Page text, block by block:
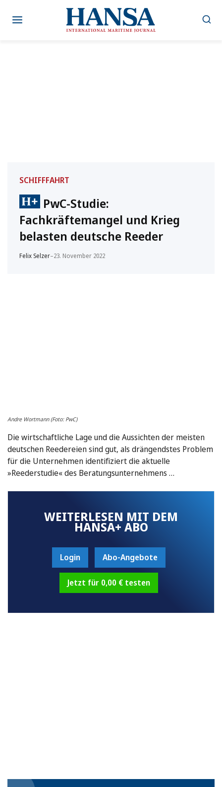
Inhalt
SCHIFFFAHRT
PwC-Studie:
Fachkräftemangel und Krieg
belasten deutsche Reeder
Felix Selzer–23. November 2022
Andre Wortmann (Foto: PwC)
Die wirtschaftliche Lage und die Aussichten der meisten
deutschen Reedereien sind gut, als drängendstes Problem
für die Unternehmen identifiziert die aktuelle
»Reederstudie« des Beratungsunternehmens …
WEITERLESEN MIT DEM
HANSA+ ABO
Login Abo-Angebote
Jetzt für 0,00 € testen